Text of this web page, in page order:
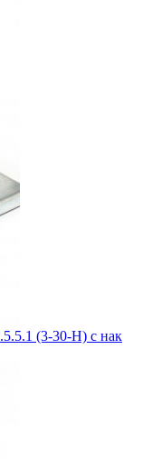
(3-30-Н) с нак